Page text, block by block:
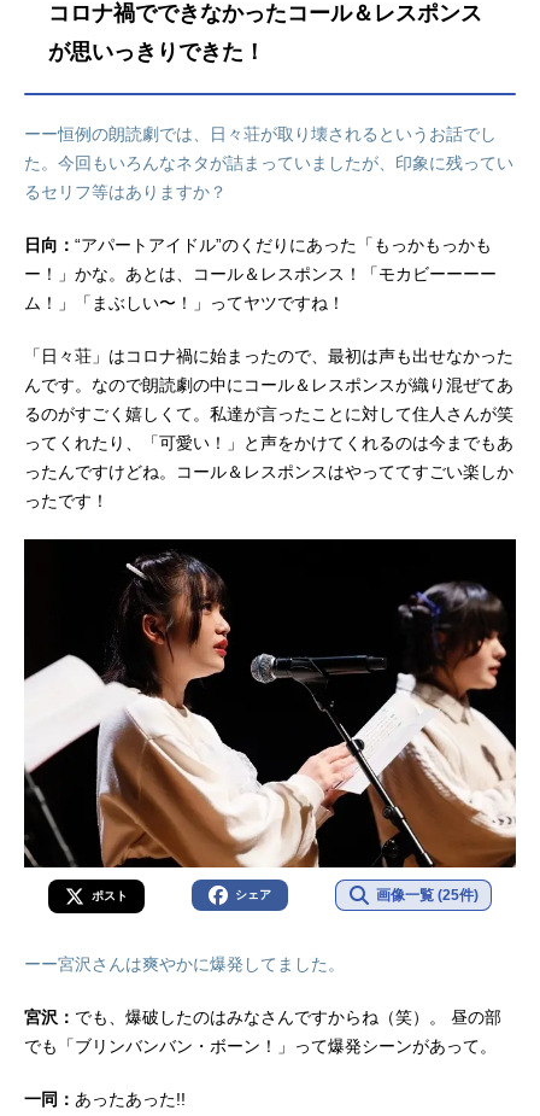
コロナ禍でできなかったコール＆レスポンス
が思いっきりできた！
ーー恒例の朗読劇では、日々荘が取り壊されるというお話でし
た。今回もいろんなネタが詰まっていましたが、印象に残ってい
るセリフ等はありますか？
日向： “アパートアイドル”のくだりにあった「もっかもっかも
ー！」かな。あとは、コール＆レスポンス！「モカビーーーー
ム！」「まぶしい〜！」ってヤツですね！
「日々荘」はコロナ禍に始まったので、最初は声も出せなかった
んです。なので朗読劇の中にコール＆レスポンスが織り混ぜてあ
るのがすごく嬉しくて。私達が言ったことに対して住人さんが笑
ってくれたり、「可愛い！」と声をかけてくれるのは今までもあ
ったんですけどね。コール＆レスポンスはやっててすごい楽しか
ったです！
ポスト シェア 画像一覧 (25件)
ーー宮沢さんは爽やかに爆発してました。
宮沢： でも、爆破したのはみなさんですからね（笑）。 昼の部
でも「ブリンバンバン・ボーン！」って爆発シーンがあって。
一同： あったあった!!